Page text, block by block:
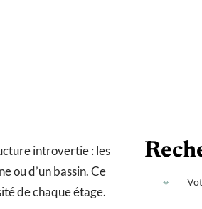
introvertie : les
ou d’un bassin. Ce
de chaque étage.